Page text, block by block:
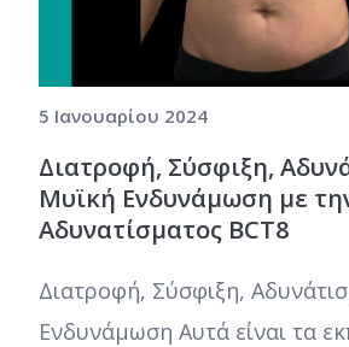
5 Ιανουαρίου 2024
Διατροφή, Σύσφιξη,
Μυϊκή Ενδυνάμωση με
Αδυνατίσματος BCT8
Διατροφή, Σύσφιξη,
Ενδυνάμωση Αυτά είναι τα